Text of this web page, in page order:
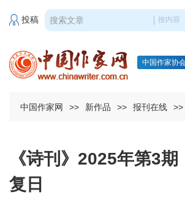
投稿
中国作家协
中国作家网 >> 新作品 >> 报刊在线 >>
《诗刊》2025年第3
复日